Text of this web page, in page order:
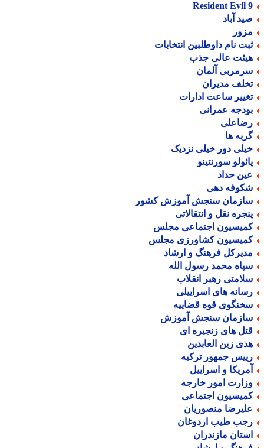
Resident Evil
آباد
نام داوطلبین انتخابات
عالی جذب
آلمان
مدیران
ساعت ادارات
عمرانی
ها
دور خیلی نزدیک
سورنتینو
حداد
دهی
سنجش آموزش کشور
نقل و انتقالاتی
اجتماعی مجلس
کشاورزی مجلس
فرهنگ و ارشاد
محمد رسول الله
رهبر انقلاب
های اسراییلی
قوه قضاییه
سنجش آموزش
های زنجیره ای
زین العابدین
جمهور ترکیه
و اسراییل
امور خارجه
اجتماعی
منصوریان
طیب اردوغان
مازندران